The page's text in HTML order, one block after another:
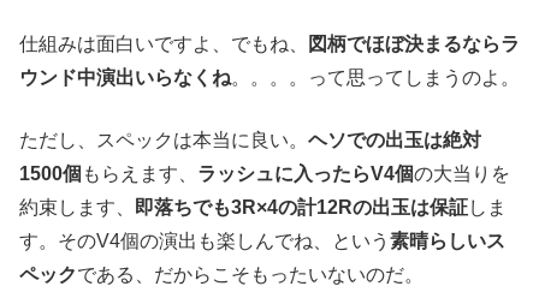
仕組みは面白いですよ、でもね、
図柄でほぼ決まるならラ
ウンド中演出いらなくね。。。。って思ってしまうのよ。
ただし、スペックは本当に良い。 ヘソでの出玉は絶対
1500個 もらえます、 ラッシュに入ったらV4個の大当りを
約束します、
即落ちでも3R×4の計12Rの出玉は保証しま
す。そのV4個の演出も楽しんでね、という 素晴らしいス
ペックである、だからこそもったいないのだ。